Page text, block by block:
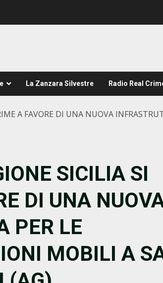
La Zanzara Silvestre Radio Real
A FAVORE DI UNA NUOVA
SICILIA SI
DI UNA
PER LE
MOBILI A